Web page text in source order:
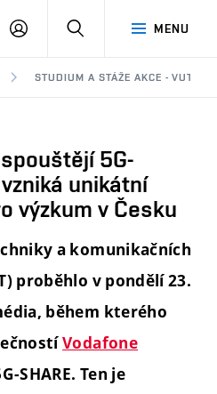
MENU
PŘIHLÁSIT
STUDIUM A STÁŽE AKCE - VUT A
5G-
vzniká unikátní
výzkum v Česku
a komunikačních
proběhlo v pondělí 23.
během kterého
Vodafone
SHARE. Ten je